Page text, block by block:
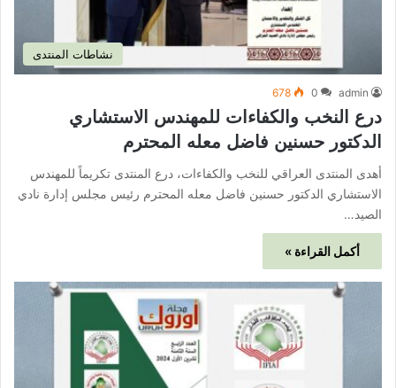
نشاطات المنتدى
admin
0
678
درع النخب والكفاءات للمهندس الاستشاري
الدكتور حسنين فاضل معله المحترم
أهدى المنتدى العراقي للنخب والكفاءات، درع المنتدى تكريماً للمهندس
الاستشاري الدكتور حسنين فاضل معله المحترم رئيس مجلس إدارة نادي
الصيد…
أكمل القراءة »